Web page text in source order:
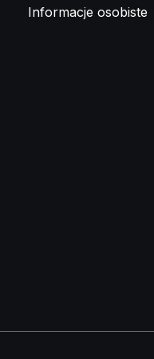
Informacje osobiste